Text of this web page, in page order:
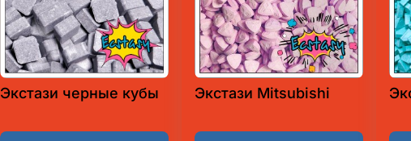
Экстази черные кубы Экстази Mitsubishi